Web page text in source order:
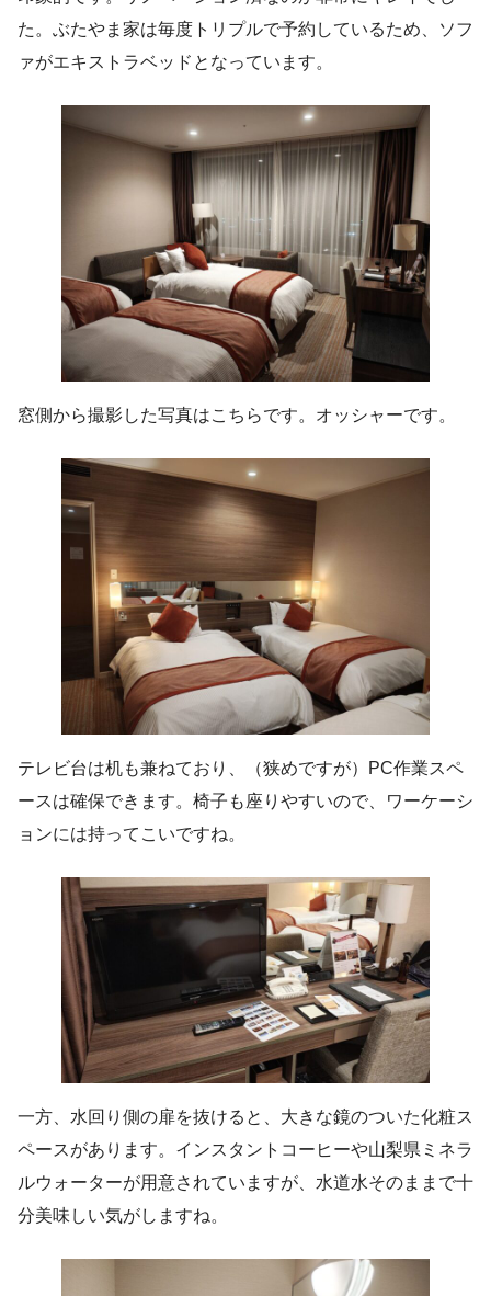
た。ぶたやま家は毎度トリプルで予約しているため、ソフ
ァがエキストラベッドとなっています。
窓側から撮影した写真はこちらです。オッシャーです。
テレビ台は机も兼ねており、（狭めですが）PC作業スペ
ースは確保できます。椅子も座りやすいので、ワーケーシ
ョンには持ってこいですね。
一方、水回り側の扉を抜けると、大きな鏡のついた化粧ス
ペースがあります。インスタントコーヒーや山梨県ミネラ
ルウォーターが用意されていますが、水道水そのままで十
分美味しい気がしますね。